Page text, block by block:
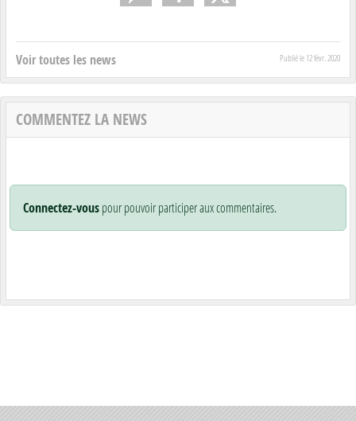
Voir toutes les news Publié le 12 févr. 2020
COMMENTEZ LA NEWS
Connectez-vouspour pouvoir participer aux commentaires.